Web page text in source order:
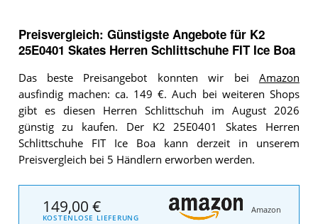
Preisvergleich: Günstigste Angebote für K2
25E0401 Skates Herren Schlittschuhe FIT Ice Boa
Das beste Preisangebot konnten wir bei Amazon
ausfindig machen: ca. 149 €. Auch bei weiteren Shops
gibt es diesen Herren Schlittschuh im August 2026
günstig zu kaufen. Der K2 25E0401 Skates Herren
Schlittschuhe FIT Ice Boa kann derzeit in unserem
Preisvergleich bei 5 Händlern erworben werden.
149,00 €
KOSTENLOSE LIEFERUNG
Amazon